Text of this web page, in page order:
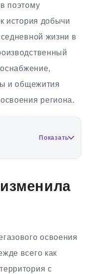
поэтому
история добычи
жизни в
и общежития
региона.
Показать
освоения
всего как
с